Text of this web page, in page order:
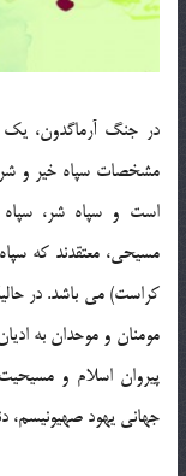
در جنگ آرماگدون،
مشخصات سپاه خیر و شر.
است و سپاه شر،
مسیحی، معتقدند که
کراست) می باشد. در
مومنان و موحدان به
پیروان‌ اسلام و
جهانی‌ یهود صهیونیسم،‌